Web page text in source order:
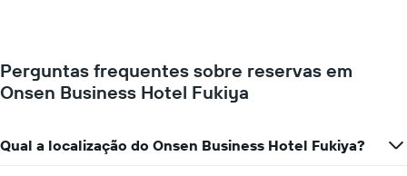
quarto
numa
quarto
a
da
Perguntas frequentes sobre reservas em
Onsen Business Hotel Fukiya
Qual a localização do Onsen Business Hotel Fukiya?